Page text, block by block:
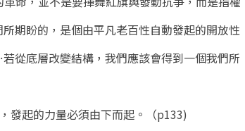
盼的，是個由平凡老百性自動發起的開放性
從底層改變結構，我們應該會得到一個我們所
發起的力量必須由下而起。（p133)